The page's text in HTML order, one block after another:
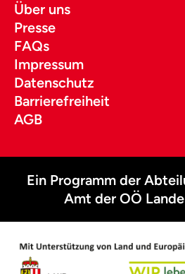
Über uns
Presse
FAQs
Impressum
Datenschutz
Barrierefreiheit
AGB
Ein Programm der
Amt der OÖ